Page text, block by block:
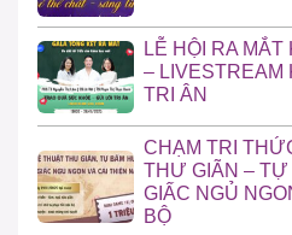
LỄ HỘI RA MẮT
– LIVESTREAM
TRI ÂN
CHẠM TRI
THƯ GIÃN –
GIẤC NGỦ
BỘ